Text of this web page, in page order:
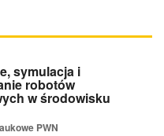
symulacja i
robotów
w środowisku
PWN